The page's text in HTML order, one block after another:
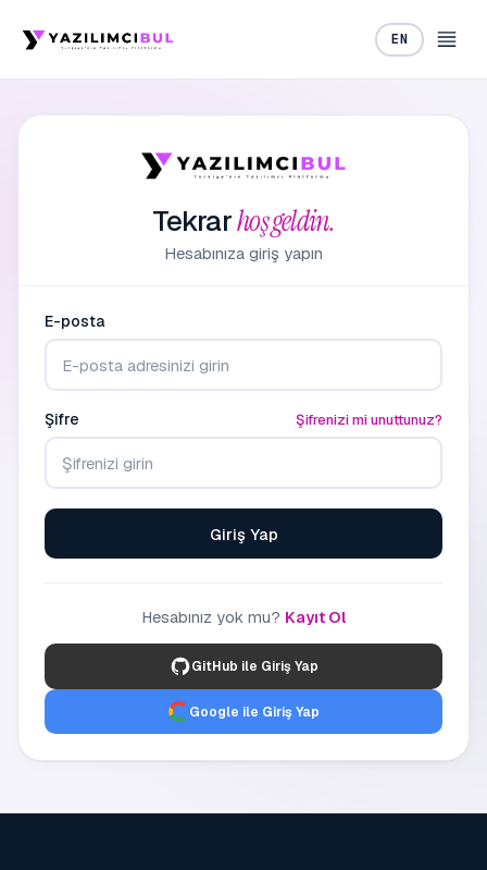
EN
Tekrarhoş geldin.
Hesabınıza giriş yapın
E-posta
Şifre Şifrenizi mi unuttunuz?
Giriş Yap
Hesabınız yok mu? Kayıt Ol
GitHub ile Giriş Yap
Google ile Giriş Yap